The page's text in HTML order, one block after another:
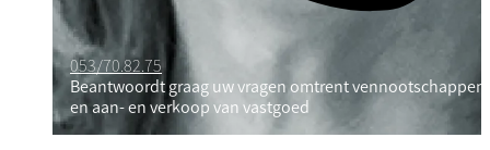
053/70.82.75
Beantwoordt graag uw vragen omtrent vennootschappen
en aan- en verkoop van vastgoed